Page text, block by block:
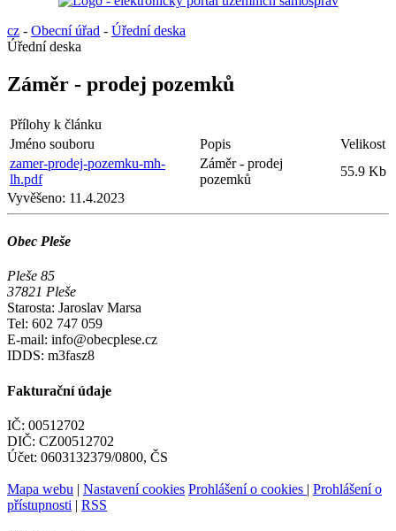
cz - Obecní úřad - Úřední deska
Úřední deska
Záměr - prodej pozemků
Přílohy k článku
Jméno souboru
Popis
Velikost
zamer-prodej-pozemku-mh-
lh.pdf
Záměr - prodej
pozemků
55.9 Kb
Vyvěšeno: 11.4.2023
Obec Pleše
Pleše 85
37821 Pleše
Starosta: Jaroslav Marsa
Tel: 602 747 059
E-mail: info@obecplese.cz
IDDS: m3fasz8
Fakturační údaje
IČ: 00512702
DIČ: CZ00512702
Účet: 0603132379/0800, ČS
Mapa webu | Nastavení cookies Prohlášení o cookies | Prohlášení o
přístupnosti | RSS